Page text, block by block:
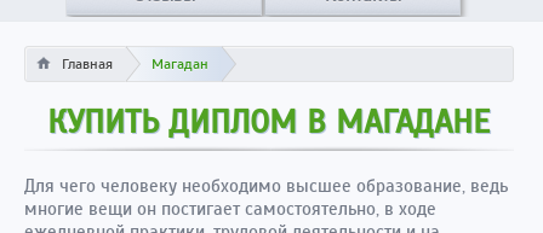
Главная Магадан
КУПИТЬ ДИПЛОМ В МАГАДАНЕ
Для чего человеку необходимо высшее образование, ведь
многие вещи он постигает самостоятельно, в ходе